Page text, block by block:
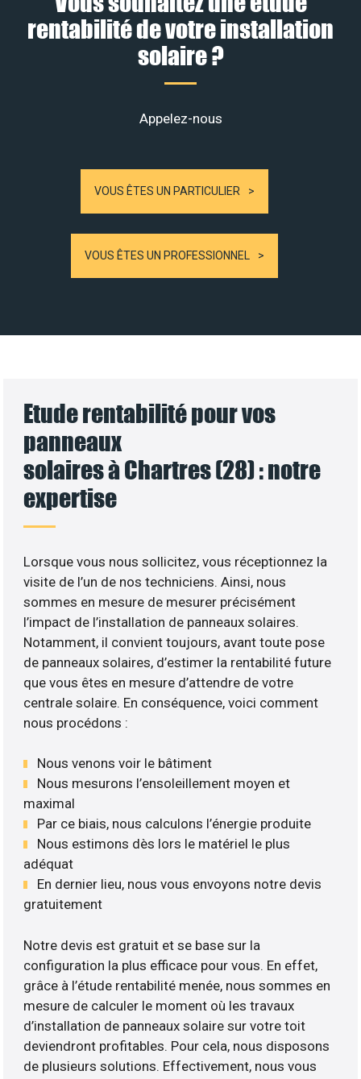
rentabilité de votre installation
solaire ?
Appelez-nous
VOUS ÊTES UN PARTICULIER
VOUS ÊTES UN PROFESSIONNEL
Etude rentabilité pour vos
panneaux
solaires à Chartres (28) : notre
expertise
Lorsque vous nous sollicitez, vous réceptionnez la
visite de l’un de nos techniciens. Ainsi, nous
sommes en mesure de mesurer précisément
l’impact de l’installation de panneaux solaires.
Notamment, il convient toujours, avant toute pose
de panneaux solaires, d’estimer la rentabilité future
que vous êtes en mesure d’attendre de votre
centrale solaire. En conséquence, voici comment
nous procédons :
Nous venons voir le bâtiment
Nous mesurons l’ensoleillement moyen et
maximal
Par ce biais, nous calculons l’énergie produite
Nous estimons dès lors le matériel le plus
adéquat
En dernier lieu, nous vous envoyons notre devis
gratuitement
Notre devis est gratuit et se base sur la
configuration la plus efficace pour vous. En effet,
grâce à l’étude rentabilité menée, nous sommes en
mesure de calculer le moment où les travaux
d’installation de panneaux solaire sur votre toit
deviendront profitables. Pour cela, nous disposons
de plusieurs solutions. Effectivement, nous vous